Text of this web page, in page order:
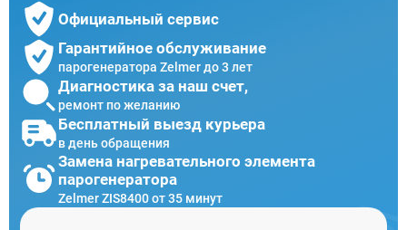
Официальный сервис
Гарантийное обслуживание
парогенератора Zelmer до 3 лет
Диагностика за наш счет,
ремонт по желанию
Бесплатный выезд курьера
в день обращения
Замена нагревательного элемента
парогенератора
Zelmer ZIS8400 от 35 минут